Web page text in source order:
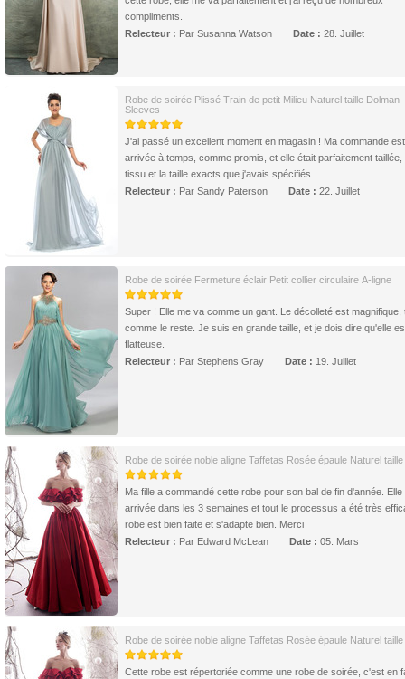
compliments.
Relecteur : Par Susanna Watson Date : 28. Juillet
Robe de soirée Plissé Train de petit Milieu Naturel taille Dolman
Sleeves
J'ai passé un excellent moment en magasin ! Ma commande est
arrivée à temps, comme promis, et elle était parfaitement
tissu et la taille exacts que j'avais spécifiés.
Relecteur : Par Sandy Paterson Date : 22. Juillet
Robe de soirée Fermeture éclair Petit collier circulaire A-ligne
Super ! Elle me va comme un gant. Le décolleté est magnifique,
comme le reste. Je suis en grande taille, et je dois dire qu'elle
flatteuse.
Relecteur : Par Stephens Gray Date : 19. Juillet
Robe de soirée noble aligne Taffetas Rosée épaule Naturel taille
Ma fille a commandé cette robe pour son bal de fin d'année. Elle
arrivée dans les 3 semaines et tout le processus a été très
robe est bien faite et s'adapte bien. Merci
Relecteur : Par Edward McLean Date : 05. Mars
Robe de soirée noble aligne Taffetas Rosée épaule Naturel taille
Cette robe est répertoriée comme une robe de soirée, c'est en